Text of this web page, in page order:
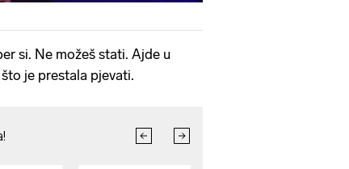
si. Ne možeš stati. Ajde u
je prestala pjevati.